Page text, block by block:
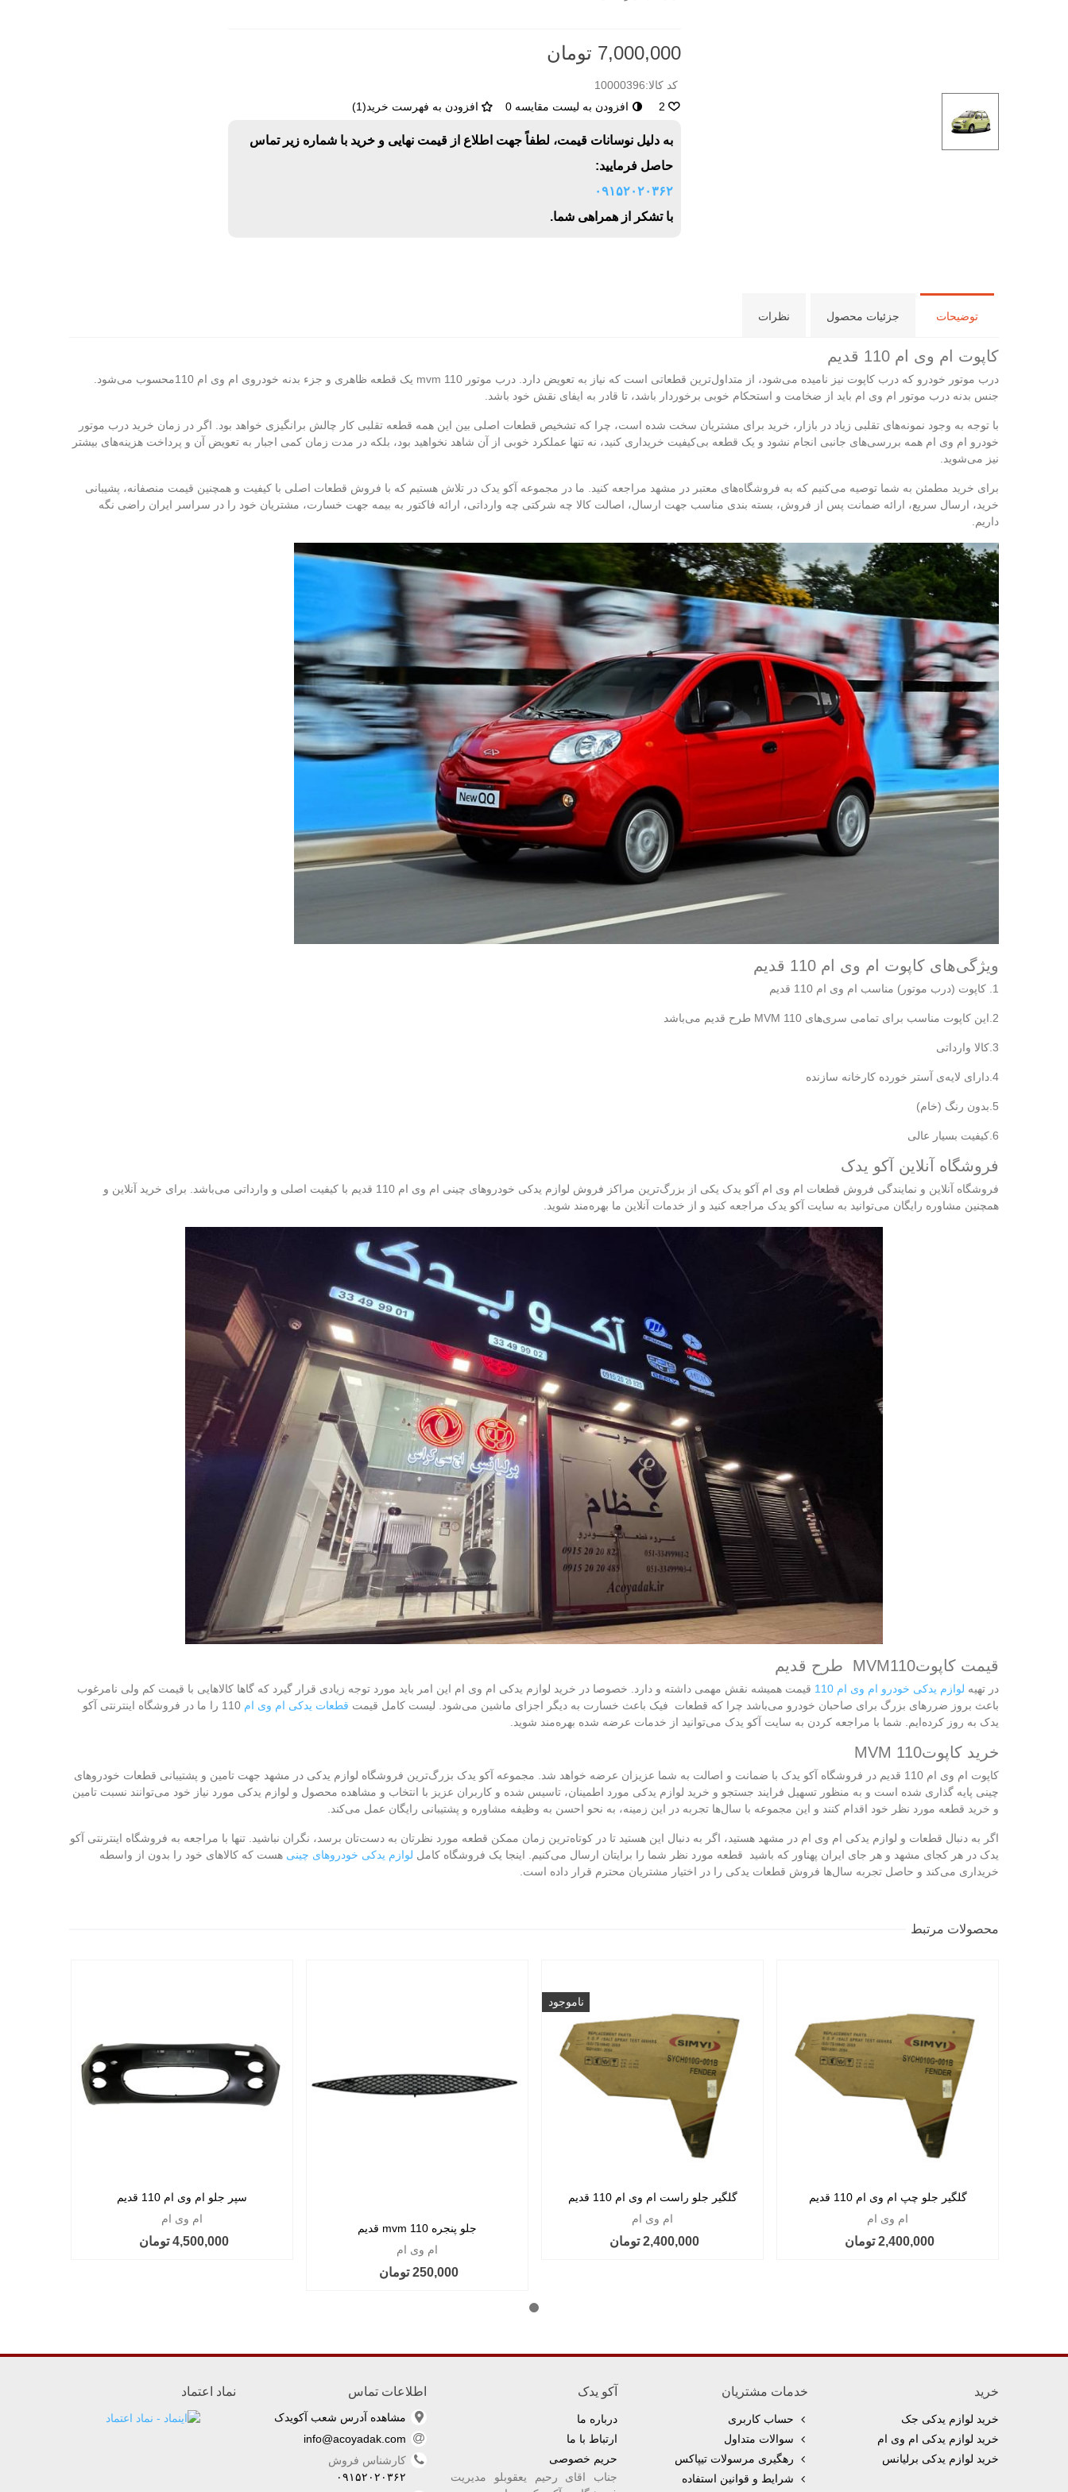
7,000,000 تومان
کد کالا:10000396
2
افزودن به لیست مقایسه 0 افزودن به فهرست خرید(
1
)
به دلیل نوسانات قیمت، لطفاً جهت اطلاع از قیمت نهایی و خرید با شماره زیر تماس
حاصل فرمایید:
۰۹۱۵۲۰۲۰۳۶۲
با تشکر از همراهی شما.
توضیحات جزئیات محصول نظرات
کاپوت ام وی ام 110 قدیم
درب موتور خودرو که درب کاپوت نیز نامیده می‌شود، از متداول‌ترین قطعاتی است که نیاز به تعویض دارد. درب موتور mvm 110 یک قطعه ظاهری و جزء بدنه خودروی ام وی ام 110محسوب می‌شود.
جنس بدنه درب موتور ام وی ام باید از ضخامت و استحکام خوبی برخوردار باشد، تا قادر به ایفای نقش خود باشد.
با توجه به وجود نمونه‌های تقلبی زیاد در بازار، خرید برای مشتریان سخت شده است، چرا که تشخیص قطعات اصلی بین این همه قطعه تقلبی کار چالش برانگیزی خواهد بود. اگر در زمان خرید درب موتور
خودرو ام وی ام همه بررسی‌های جانبی انجام نشود و یک قطعه بی‌کیفیت خریداری کنید، نه تنها عملکرد خوبی از آن شاهد نخواهید بود، بلکه در مدت زمان کمی اجبار به تعویض آن و پرداخت هزینه‌های بیشتر
نیز می‌شوید.
برای خرید مطمئن به شما توصیه می‌کنیم که به فروشگاه‌های معتبر در مشهد مراجعه کنید. ما در مجموعه آکو یدک در تلاش هستیم که با فروش قطعات اصلی با کیفیت و همچنین قیمت منصفانه، پشیبانی
خرید، ارسال سریع، ارائه ضمانت پس از فروش، بسته بندی مناسب جهت ارسال، اصالت کالا چه شرکتی چه وارداتی، ارائه فاکتور به بیمه جهت خسارت، مشتریان خود را در سراسر ایران راضی نگه
داریم.
ویژگی‌های کاپوت ام وی ام 110 قدیم
1. کاپوت (درب موتور) مناسب ام وی ام 110 قدیم
2.این کاپوت مناسب برای تمامی سری‌های MVM 110 طرح قدیم می‌باشد
3.کالا وارداتی
4.دارای لایه‌ی آستر خورده کارخانه سازنده
5.بدون رنگ (خام)
6.کیفیت بسیار عالی
فروشگاه آنلاین آکو یدک
فروشگاه آنلاین و نمایندگی فروش قطعات ام وی ام آکو یدک یکی از بزرگ‌ترین مراکز فروش لوازم یدکی خودروهای چینی ام وی ام 110 قدیم با کیفیت اصلی و وارداتی می‌باشد. برای خرید آنلاین و
همچنین مشاوره رایگان می‌توانید به سایت آکو یدک مراجعه کنید و از خدمات آنلاین ما بهره‌مند شوید.
قیمت کاپوتMVM110 طرح قدیم
در تهیه لوازم یدکی خودرو ام وی ام 110
قیمت همیشه نقش مهمی داشته و دارد. خصوصا در خرید لوازم یدکی ام وی ام این امر باید مورد توجه زیادی قرار گیرد که گاها کالاهایی با قیمت کم ولی نامرغوب
باعث بروز ضررهای بزرگ برای صاحبان خودرو می‌باشد چرا که قطعات فیک باعث خسارت به دیگر اجزای ماشین می‌شود. لیست کامل قیمت قطعات یدکی ام وی ام
110 را ما در فروشگاه اینترنتی آکو
یدک به روز کرده‌ایم. شما با مراجعه کردن به سایت آکو یدک می‌توانید از خدمات عرضه شده بهره‌مند شوید.
خرید کاپوتMVM 110
کاپوت ام وی ام 110 قدیم در فروشگاه آکو یدک با ضمانت و اصالت به شما عزیزان عرضه خواهد شد. مجموعه آکو یدک بزرگ‌ترین فروشگاه لوازم یدکی در مشهد جهت تامین و پشتیبانی قطعات خودروهای
چینی پایه گذاری شده است و به منظور تسهیل فرایند جستجو و خرید لوازم یدکی مورد اطمینان، تاسیس شده و کاربران عزیز با انتخاب و مشاهده محصول و لوازم یدکی مورد نیاز خود می‌توانند نسبت تامین
و خرید قطعه مورد نظر خود اقدام کنند و این مجموعه با سال‌ها تجربه در این زمینه، به نحو احسن به وظیفه مشاوره و پشتیبانی رایگان عمل می‌کند.
اگر به دنبال قطعات و لوازم یدکی ام وی ام در مشهد هستید، اگر به دنبال این هستید تا در کوتاه‌ترین زمان ممکن قطعه مورد نظرتان به دست‌تان برسد، نگران نباشید. تنها با مراجعه به فروشگاه اینترنتی آکو
یدک در هر کجای مشهد و هر جای ایران پهناور که باشید قطعه مورد نظر شما را برایتان ارسال می‌کنیم. اینجا یک فروشگاه کامل لوازم یدکی خودروهای چینی هست که کالاهای خود را بدون از واسطه
خریداری می‌کند و حاصل تجربه سال‌ها فروش قطعات یدکی را در اختیار مشتریان محترم قرار داده است.
محصولات مرتبط
گلگیر جلو چپ ام وی ام 110 قدیم
ام وی ام
2,400,000 تومان
ناموجود
گلگیر جلو راست ام وی ام 110 قدیم
ام وی ام
2,400,000 تومان
جلو پنجره mvm 110 قدیم
ام وی ام
250,000 تومان
سپر جلو ام وی ام 110 قدیم
ام وی ام
4,500,000 تومان
خرید
خرید لوازم یدکی جک
خرید لوازم یدکی ام وی ام
خرید لوازم یدکی برلیانس
خدمات مشتریان
حساب کاربری
سوالات متداول
رهگیری مرسولات تیپاکس
شرایط و قوانین استفاده
آکو یدک
درباره ما
ارتباط با ما
حریم خصوصی
جناب اقای رحیم یعقوبلو مدیریت
اطلاعات تماس
مشاهده آدرس شعب آکویدک
info@acoyadak.com
کارشناس فروش
۰۹۱۵۲۰۲۰۳۶۲
نماد اعتماد